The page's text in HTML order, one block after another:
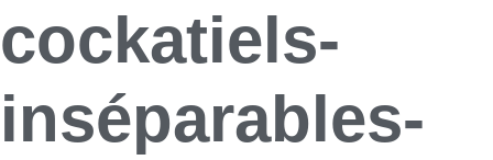
cockatiels-
inséparables-